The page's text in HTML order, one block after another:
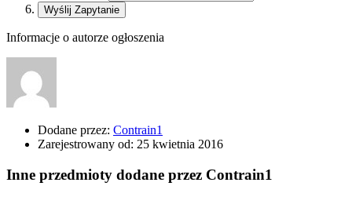
Informacje o autorze ogłoszenia
Dodane przez: Contrain1
Zarejestrowany od: 25 kwietnia 2016
Inne przedmioty dodane przez Contrain1